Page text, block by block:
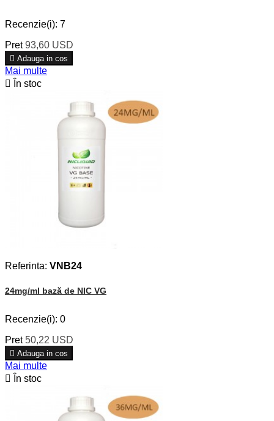
Recenzie(i): 7
Pret 93,60 USD
 Adauga in cos
Mai multe

În stoc
Referinta: VNB24
24mg/ml bază de NIC VG
Recenzie(i): 0
Pret 50,22 USD
 Adauga in cos
Mai multe

În stoc